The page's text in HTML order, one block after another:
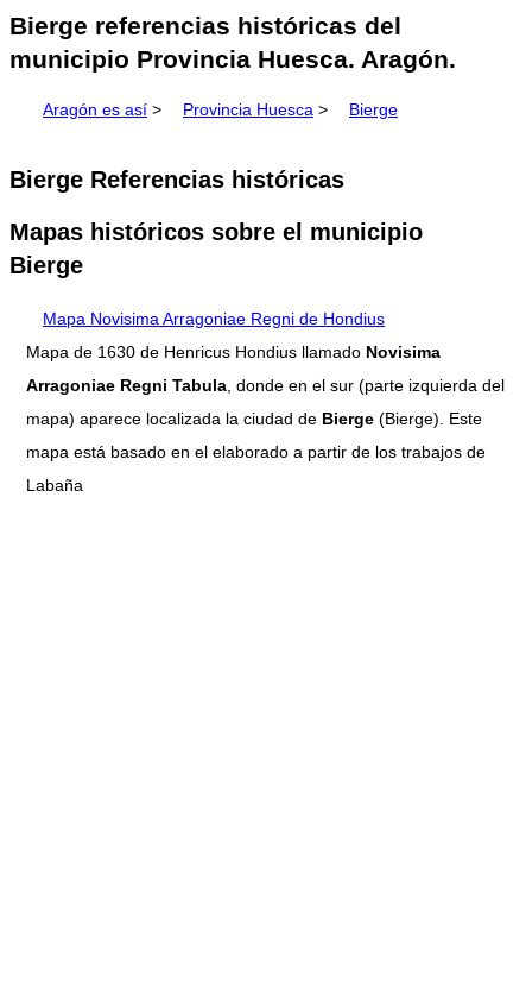
Bierge referencias históricas del
municipio Provincia Huesca. Aragón.
Aragón es así > Provincia Huesca > Bierge
Bierge Referencias históricas
Mapas históricos sobre el municipio
Bierge
Mapa Novisima Arragoniae Regni de Hondius
Mapa de 1630 de Henricus Hondius llamado Novisima
Arragoniae Regni Tabula , donde en el sur (parte izquierda del
mapa) aparece localizada la ciudad de Bierge (Bierge). Este
mapa está basado en el elaborado a partir de los trabajos de
Labaña